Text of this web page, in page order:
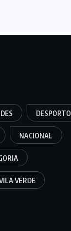
DESPORTO
NACIONAL
VERDE